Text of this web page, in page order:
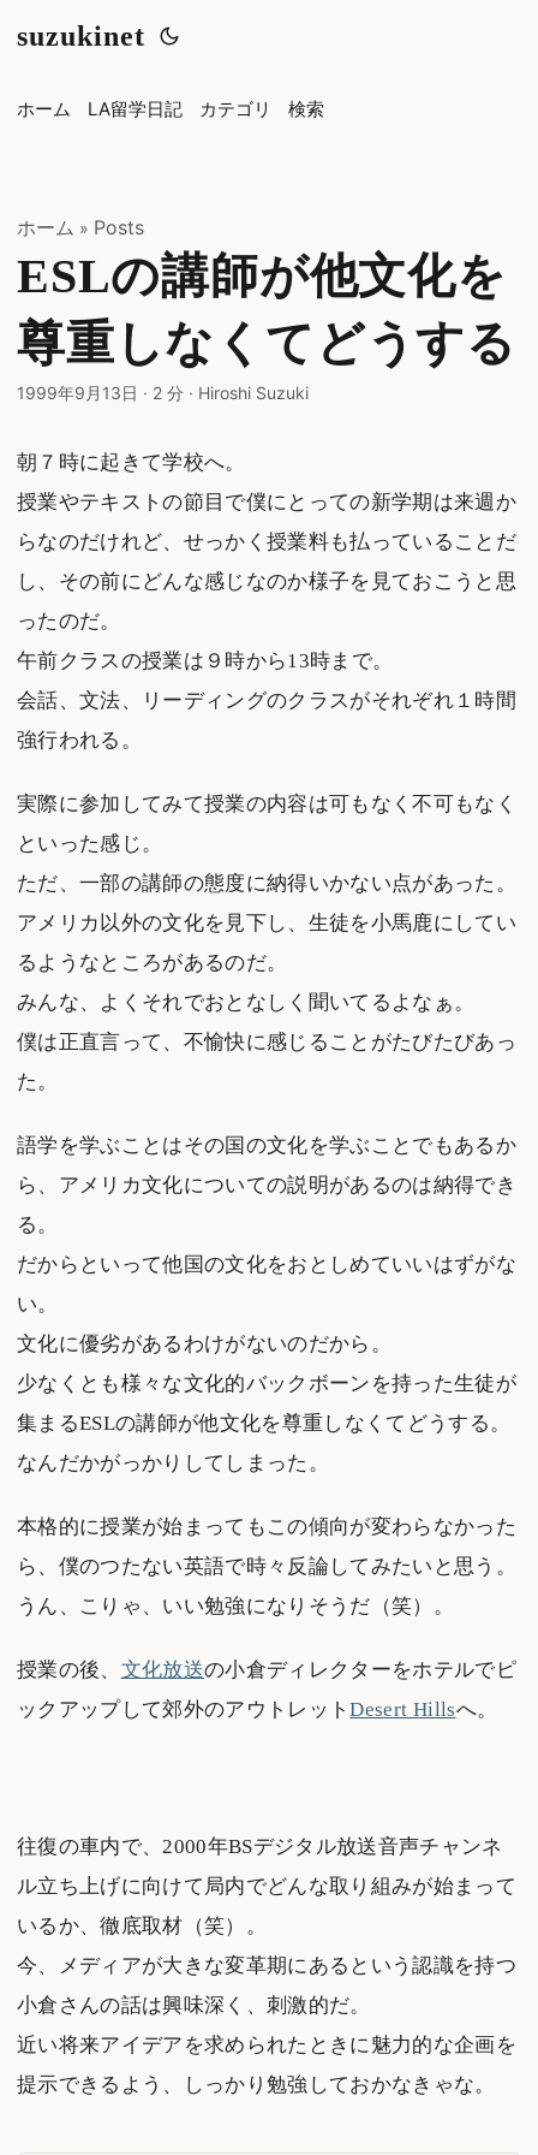
suzukinet
ホーム LA留学日記 カテゴリ 検索
ホーム » Posts
ESLの講師が他文化を
尊重しなくてどうする
1999年9月13日 · 2 分 · Hiroshi Suzuki
朝７時に起きて学校へ。
授業やテキストの節目で僕にとっての新学期は来週か
らなのだけれど、せっかく授業料も払っていることだ
し、その前にどんな感じなのか様子を見ておこうと思
ったのだ。
午前クラスの授業は９時から13時まで。
会話、文法、リーディングのクラスがそれぞれ１時間
強行われる。
実際に参加してみて授業の内容は可もなく不可もなく
といった感じ。
ただ、一部の講師の態度に納得いかない点があった。
アメリカ以外の文化を見下し、生徒を小馬鹿にしてい
るようなところがあるのだ。
みんな、よくそれでおとなしく聞いてるよなぁ。
僕は正直言って、不愉快に感じることがたびたびあっ
た。
語学を学ぶことはその国の文化を学ぶことでもあるか
ら、アメリカ文化についての説明があるのは納得でき
る。
だからといって他国の文化をおとしめていいはずがな
い。
文化に優劣があるわけがないのだから。
少なくとも様々な文化的バックボーンを持った生徒が
集まるESLの講師が他文化を尊重しなくてどうする。
なんだかがっかりしてしまった。
本格的に授業が始まってもこの傾向が変わらなかった
ら、僕のつたない英語で時々反論してみたいと思う。
うん、こりゃ、いい勉強になりそうだ（笑）。
授業の後、 文化放送の小倉ディレクターをホテルでピ
ックアップして郊外のアウトレットDesert Hillsへ。
往復の車内で、2000年BSデジタル放送音声チャンネ
ル立ち上げに向けて局内でどんな取り組みが始まって
いるか、徹底取材（笑）。
今、メディアが大きな変革期にあるという認識を持つ
小倉さんの話は興味深く、刺激的だ。
近い将来アイデアを求められたときに魅力的な企画を
提示できるよう、しっかり勉強しておかなきゃな。